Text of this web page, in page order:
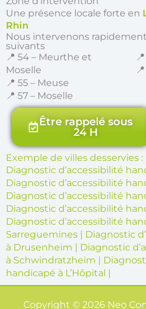
Une présence locale forte en
Rhin
Nous intervenons
suivants
📍 54 – Meurthe et
Moselle
📍 55 – Meuse
📍 57 – Moselle
Être rappelé sous
24 H
Exemple de villes desservies :
Diagnostic d’accessibilité
Diagnostic d’accessibilité
Diagnostic d’accessibilité
Diagnostic d’accessibilité
Diagnostic d’accessibilité
Sarreguemines | Diagnostic
à Drusenheim | Diagnostic
à Schwindratzheim |
handicapé à L’Hôpital |
Copyright © 2026 Neo